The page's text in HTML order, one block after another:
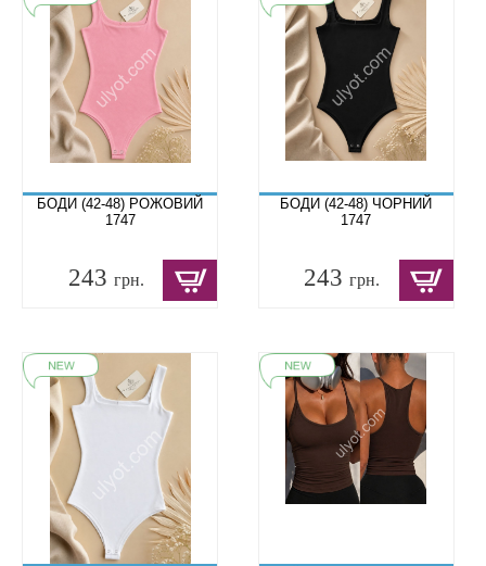
БОДИ (42-48) РОЖОВИЙ
1747
243 грн.
БОДИ (42-48) ЧОРНИЙ
1747
243грн.